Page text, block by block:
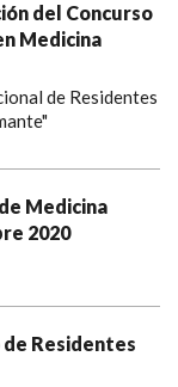
del Concurso
Medicina
de Residentes
Medicina
2020
de Residentes